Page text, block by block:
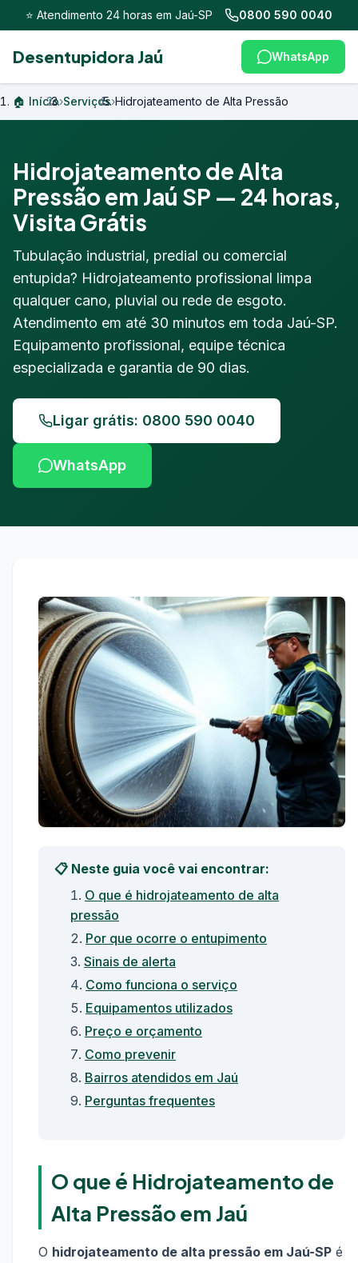
⭐ Atendimento 24 horas em Jaú-SP 0800 590 0040
Desentupidora Jaú WhatsApp
🏠 Início›Serviços›Hidrojateamento de Alta Pressão
Hidrojateamento de Alta
Pressão em Jaú SP — 24 horas,
Visita Grátis
Tubulação industrial, predial ou comercial
entupida? Hidrojateamento profissional limpa
qualquer cano, pluvial ou rede de esgoto.
Atendimento em até 30 minutos em toda Jaú-SP.
Equipamento profissional, equipe técnica
especializada e garantia de 90 dias.
Ligar grátis: 0800 590 0040
WhatsApp
📋 Neste guia você vai encontrar:
O que é hidrojateamento de alta
pressão
Por que ocorre o entupimento
Sinais de alerta
Como funciona o serviço
Equipamentos utilizados
Preço e orçamento
Como prevenir
Bairros atendidos em Jaú
Perguntas frequentes
O que é Hidrojateamento de
Alta Pressão em Jaú
O hidrojateamento de alta pressão em Jaú-SP é